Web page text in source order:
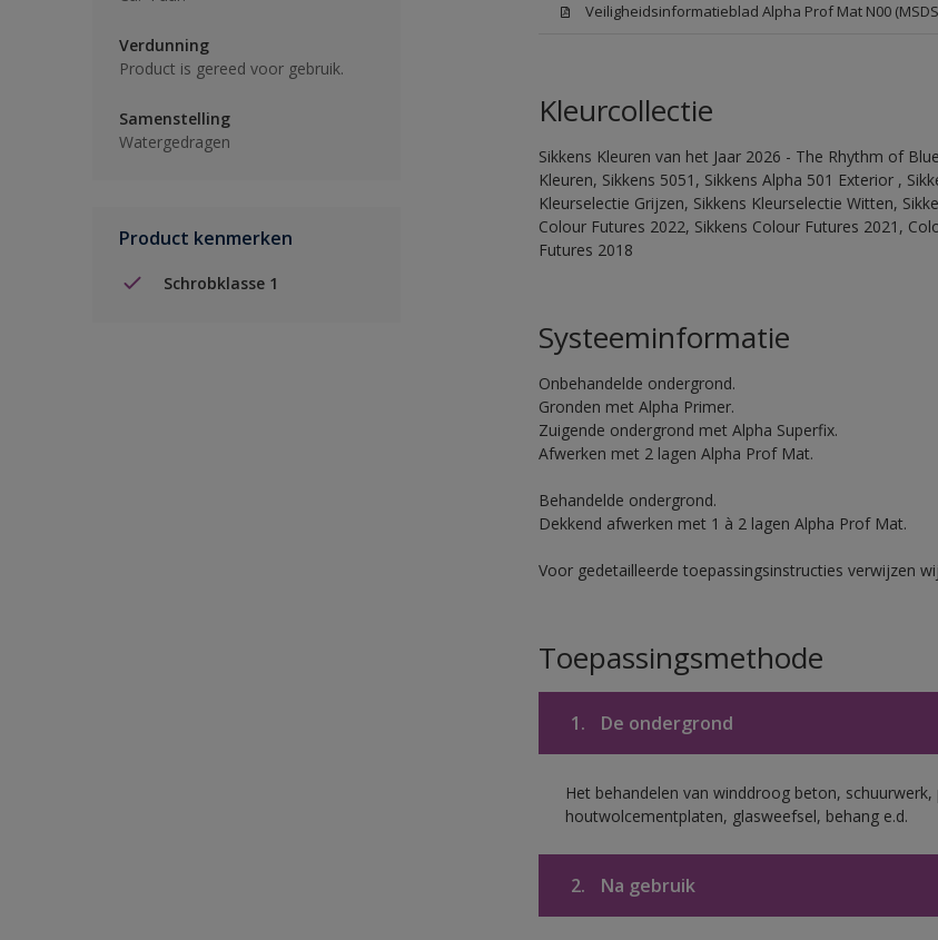
Verdunning
Product is gereed voor gebruik.
Samenstelling
Watergedragen
Product kenmerken
Schrobklasse 1
Veiligheidsinformatieblad Alpha Prof Mat N00
Kleurcollectie
Sikkens Kleuren van het Jaar 2026 - The Rhythm of
Kleuren, Sikkens 5051, Sikkens Alpha 501 Exterior ,
Kleurselectie Grijzen, Sikkens Kleurselectie Witten,
Colour Futures 2022, Sikkens Colour Futures 2021,
Futures 2018
Systeeminformatie
Onbehandelde ondergrond.
Gronden met Alpha Primer.
Zuigende ondergrond met Alpha Superfix.
Afwerken met 2 lagen Alpha Prof Mat.
Behandelde ondergrond.
Dekkend afwerken met 1 à 2 lagen Alpha Prof Mat.
Voor gedetailleerde toepassingsinstructies verwijzen
Toepassingsmethode
1. De ondergrond
Het behandelen van winddroog beton,
houtwolcementplaten, glasweefsel, behang e.d.
2. Na gebruik